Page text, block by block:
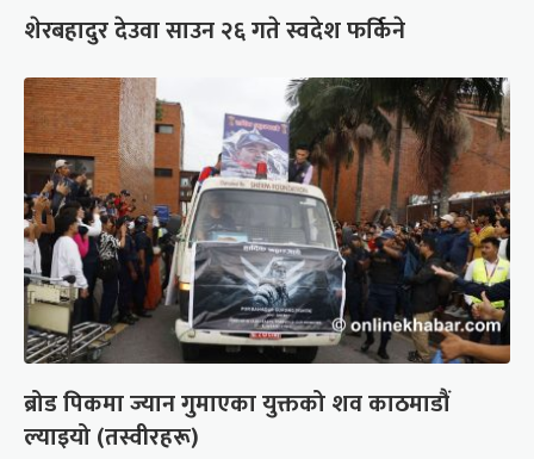
शेरबहादुर देउवा साउन २६ गते स्वदेश फर्किने
ब्रोड पिकमा ज्यान गुमाएका युक्तको शव काठमाडौं
ल्याइयो (तस्वीरहरू)